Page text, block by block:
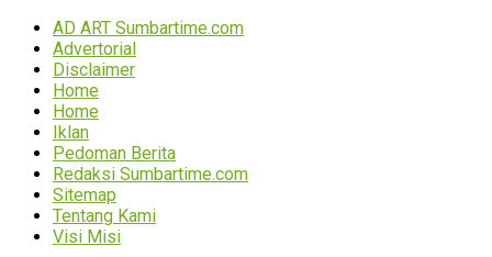
AD ART Sumbartime.com
Advertorial
Disclaimer
Home
Home
Iklan
Pedoman Berita
Redaksi Sumbartime.com
Sitemap
Tentang Kami
Visi Misi